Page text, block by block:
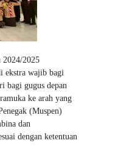
2024/2025
ekstra wajib bagi
bagi gugus depan
ke arah yang
(Muspen)
dan
dengan ketentuan